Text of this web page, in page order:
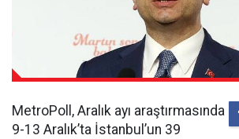
MetroPoll, Aralık ayı araştırmasında
9-13 Aralık’ta İstanbul’un 39